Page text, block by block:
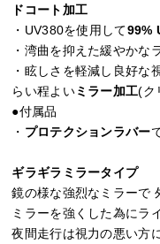
ドコート加工
・UV380を使用して99%
・湾曲を抑えた緩やかな
・眩しさを軽減し良好な
らい程よいミラー加工(ク
●付属品
・ プロテクションラバー
ギラギラミラータイプ
鏡の様な強烈なミラーで
ミラーを強くした為にラ
夜間走行は視力の悪い方